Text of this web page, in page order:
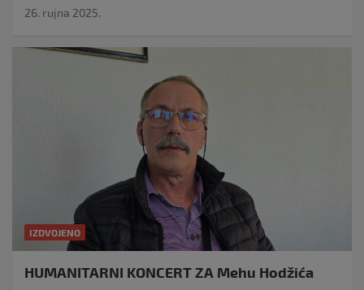
26. rujna 2025.
IZDVOJENO
HUMANITARNI KONCERT ZA Mehu Hodžića